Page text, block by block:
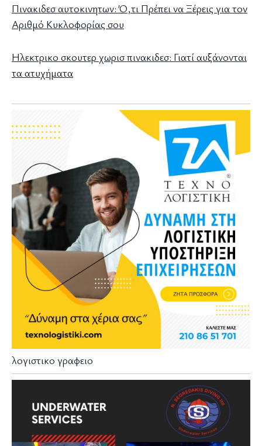
Πινακιδεσ αυτοκινητων: Ό,τι Πρέπει να Ξέρεις για τον
Αριθμό Κυκλοφορίας σου
Ηλεκτρικο σκουτερ χωρισ πινακιδεσ: Γιατί αυξάνονται
τα ατυχήματα
λογιστικο γραφειο